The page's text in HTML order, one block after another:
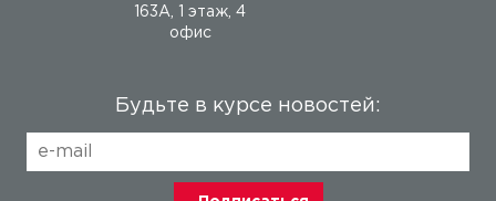
163А, 1 этаж, 4
офис
Будьте в курсе новостей: